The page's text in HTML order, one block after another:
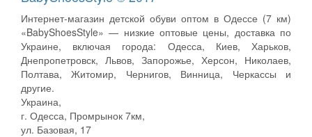
Интернет-магазин детской обуви оптом в Одессе (7 км)
«BabyShoesStyle» — низкие оптовые цены, доставка по
Украине, включая города: Одесса, Киев, Харьков,
Днепропетровск, Львов, Запорожье, Херсон, Николаев,
Полтава, Житомир, Чернигов, Винница, Черкассы и
другие.
Украина,
г. Одесса, Промрынок 7км,
ул. Базовая, 17